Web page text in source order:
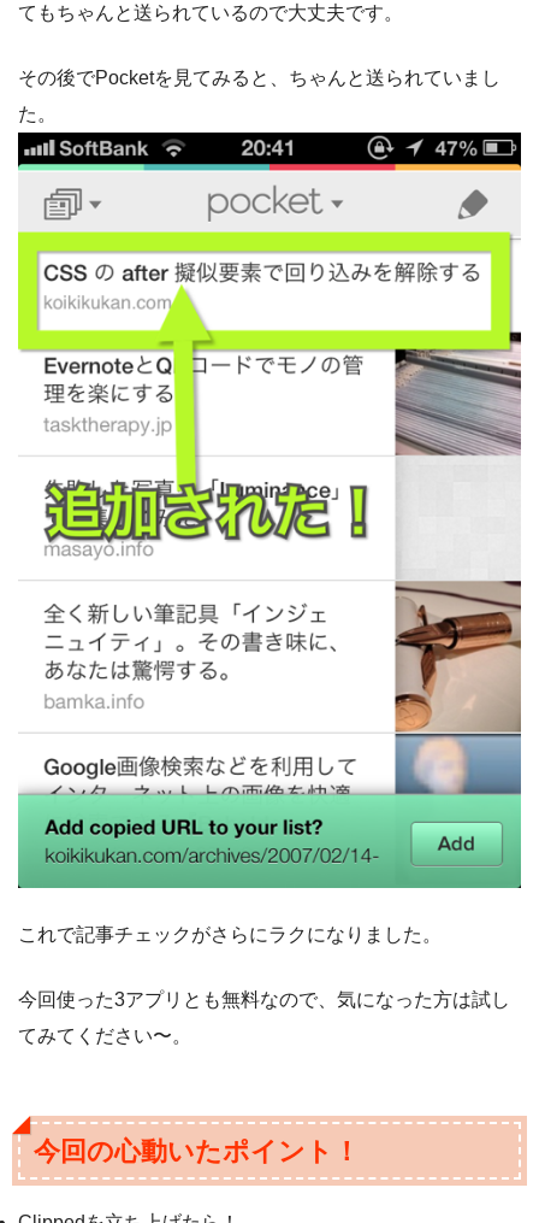
てもちゃんと送られているので大丈夫です。
その後でPocketを見てみると、ちゃんと送られていまし
た。
これで記事チェックがさらにラクになりました。
今回使った3アプリとも無料なので、気になった方は試し
てみてください〜。
今回の心動いたポイント！